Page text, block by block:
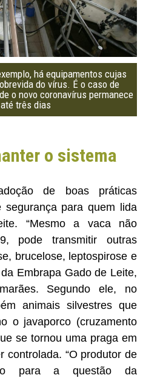
há equipamentos cujas
do vírus. É o caso de
o novo coronavírus permanece
três dias
o sistema
de boas práticas
segurança para quem lida
“Mesmo a vaca não
pode transmitir outras
brucelose, leptospirose e
Embrapa Gado de Leite,
Segundo ele, no
animais silvestres que
o javaporco (cruzamento
se tornou uma praga em
controlada. “O produtor de
para a questão da